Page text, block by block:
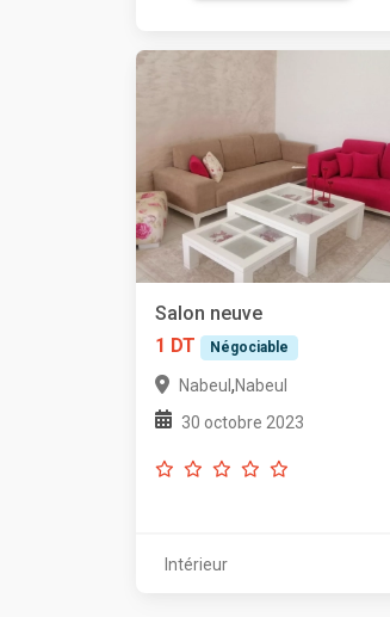
Salon neuve
1 DT
Négociable
Nabeul,Nabeul
30 octobre 2023
Intérieur